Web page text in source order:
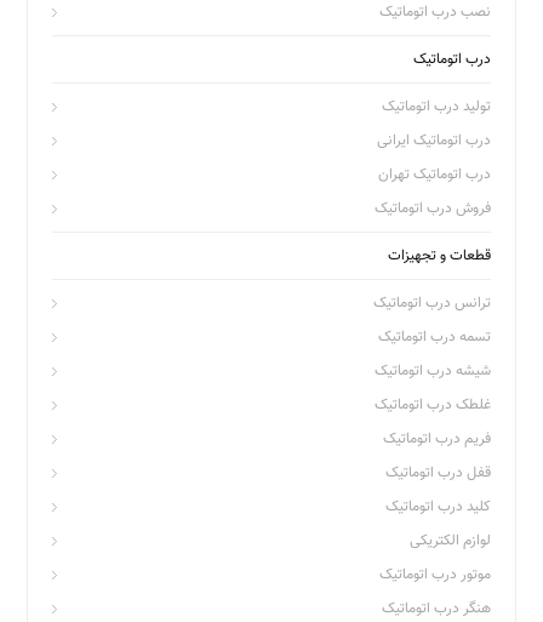
نصب درب اتوماتیک
درب اتوماتیک
تولید درب اتوماتیک
درب اتوماتیک ایرانی
درب اتوماتیک تهران
فروش درب اتوماتیک
قطعات و تجهیزات
ترانس درب اتوماتیک
تسمه درب اتوماتیک
شیشه درب اتوماتیک
غلطک درب اتوماتیک
فریم درب اتوماتیک
قفل درب اتوماتیک
کلید درب اتوماتیک
لوازم الکتریکی
موتور درب اتوماتیک
هنگر درب اتوماتیک